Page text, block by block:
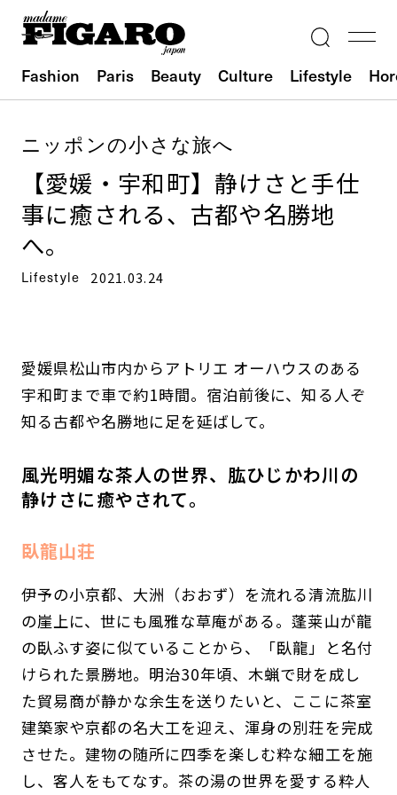
Fashion Paris Beauty Culture Lifestyle
ニッポンの小さな旅へ
【愛媛・宇和町】静けさと手仕
事に癒される、古都や名勝地
へ。
Lifestyle 2021.03.24
愛媛県松山市内からアトリエ オーハウスのある
宇和町まで車で約1時間。宿泊前後に、知る人ぞ
知る古都や名勝地に足を延ばして。
風光明媚な茶人の世界、肱ひじかわ川の
静けさに癒やされて。
臥龍山荘
伊予の小京都、大洲（おおず）を流れる清流肱川
の崖上に、世にも風雅な草庵がある。蓬莱山が龍
の臥ふす姿に似ていることから、「臥龍」と名付
けられた景勝地。明治30年頃、木蝋で財を成し
た貿易商が静かな余生を送りたいと、ここに茶室
建築家や京都の名大工を迎え、渾身の別荘を完成
させた。建物の随所に四季を楽しむ粋な細工を施
し、客人をもてなす。茶の湯の世界を愛する粋人